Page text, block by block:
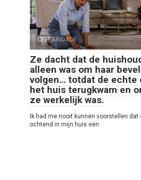
CELEBRIDADE
Ze dacht dat de
alleen was om haar
volgen… totdat de echte
het huis terugkwam en
ze werkelijk was.
Ik had me nooit kunnen voorstellen dat
ochtend in mijn huis een